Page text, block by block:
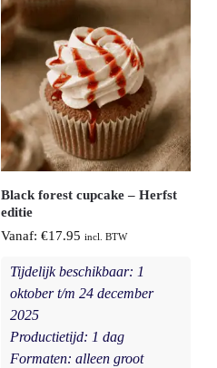
Black forest cupcake – Herfst
editie
Vanaf: €17.95 incl. BTW
Tijdelijk beschikbaar: 1
oktober t/m 24 december
2025
Productietijd: 1 dag
Formaten: alleen groot